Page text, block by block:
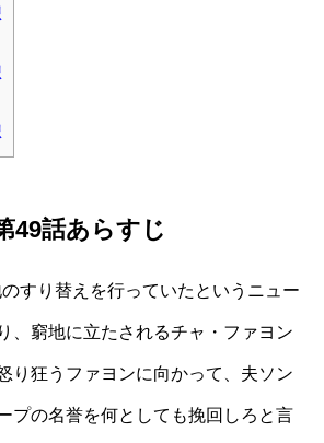
49話あらすじ
すり替えを行っていたというニュー
、窮地に立たされるチャ・ファヨン
り狂うファヨンに向かって、夫ソン
プの名誉を何としても挽回しろと言